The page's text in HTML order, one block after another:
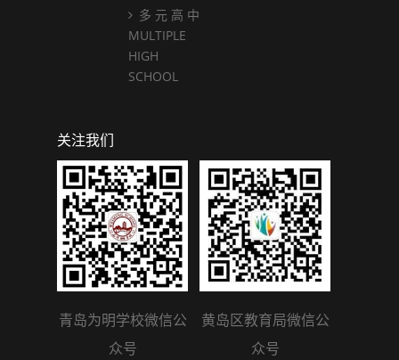
多 元 高 中
MULTIPLE
HIGH
SCHOOL
关注我们
青岛为明学校微信公
众号
黄岛区教育局微信公
众号